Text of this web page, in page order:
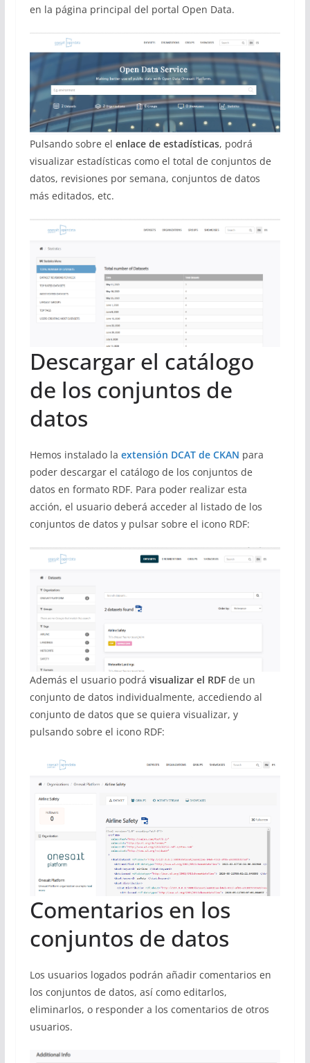
en la página principal del portal Open Data.
Pulsando sobre el enlace de estadísticas, podrá
visualizar estadísticas como el total de conjuntos de
datos, revisiones por semana, conjuntos de datos
más editados, etc.
Descargar el catálogo
de los conjuntos de
datos
Hemos instalado la extensión DCAT de CKAN para
poder descargar el catálogo de los conjuntos de
datos en formato RDF. Para poder realizar esta
acción, el usuario deberá acceder al listado de los
conjuntos de datos y pulsar sobre el icono RDF:
Además el usuario podrá visualizar el RDFde un
conjunto de datos individualmente, accediendo al
conjunto de datos que se quiera visualizar, y
pulsando sobre el icono RDF:
Comentarios en los
conjuntos de datos
Los usuarios logados podrán añadir comentarios en
los conjuntos de datos, así como editarlos,
eliminarlos, o responder a los comentarios de otros
usuarios.